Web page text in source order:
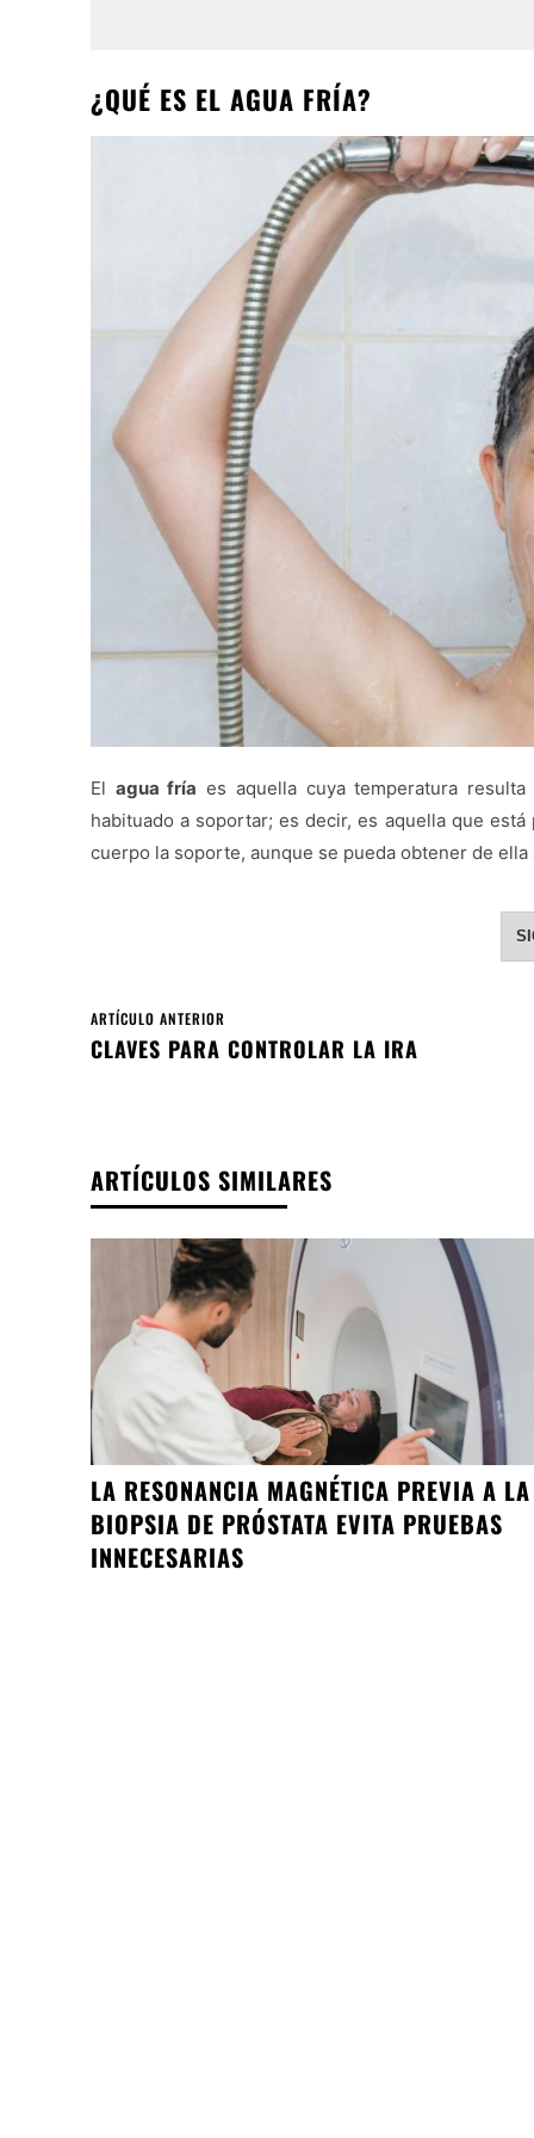
¿QUÉ ES EL AGUA FRÍA?
El agua fría es aquella cuya temperatura
habituado a soportar; es decir, es aquella que
cuerpo la soporte, aunque se pueda obtener de
ARTÍCULO ANTERIOR
CLAVES PARA CONTROLAR LA IRA
ARTÍCULOS SIMILARES
LA RESONANCIA MAGNÉTICA PREVIA A LA
BIOPSIA DE PRÓSTATA EVITA PRUEBAS
INNECESARIAS